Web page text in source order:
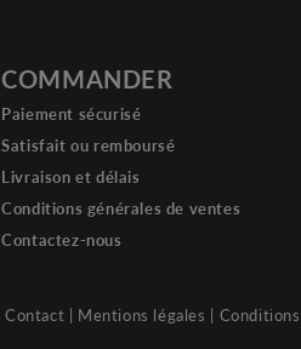
COMMANDER
Paiement sécurisé
Satisfait ou remboursé
Livraison et délais
Conditions générales de ventes
Contactez-nous
Contact | Mentions légales |